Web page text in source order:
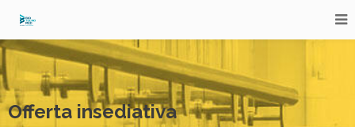
Offerta insediativa